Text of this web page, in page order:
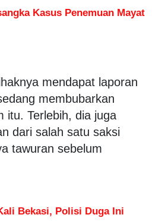
Kasus Penemuan Mayat
mendapat laporan
membubarkan
itu. Terlebih, dia juga
dari salah satu saksi
tawuran sebelum
Bekasi, Polisi Duga Ini